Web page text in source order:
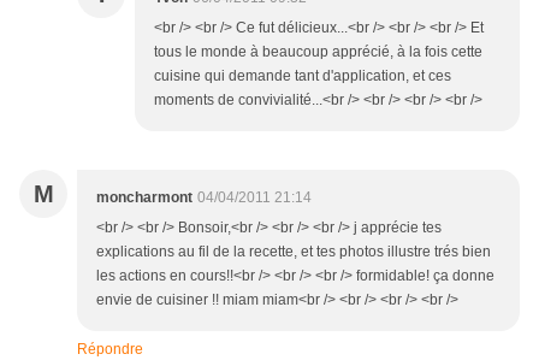
<br /> <br /> Ce fut délicieux...<br /> <br /> <br /> Et
tous le monde à beaucoup apprécié, à la fois cette
cuisine qui demande tant d'application, et ces
moments de convivialité...<br /> <br /> <br /> <br />
M moncharmont 04/04/2011 21:14
<br /> <br /> Bonsoir,<br /> <br /> <br /> j apprécie tes
explications au fil de la recette, et tes photos illustre trés bien
les actions en cours!!<br /> <br /> <br /> formidable! ça donne
envie de cuisiner !! miam miam<br /> <br /> <br /> <br />
Répondre